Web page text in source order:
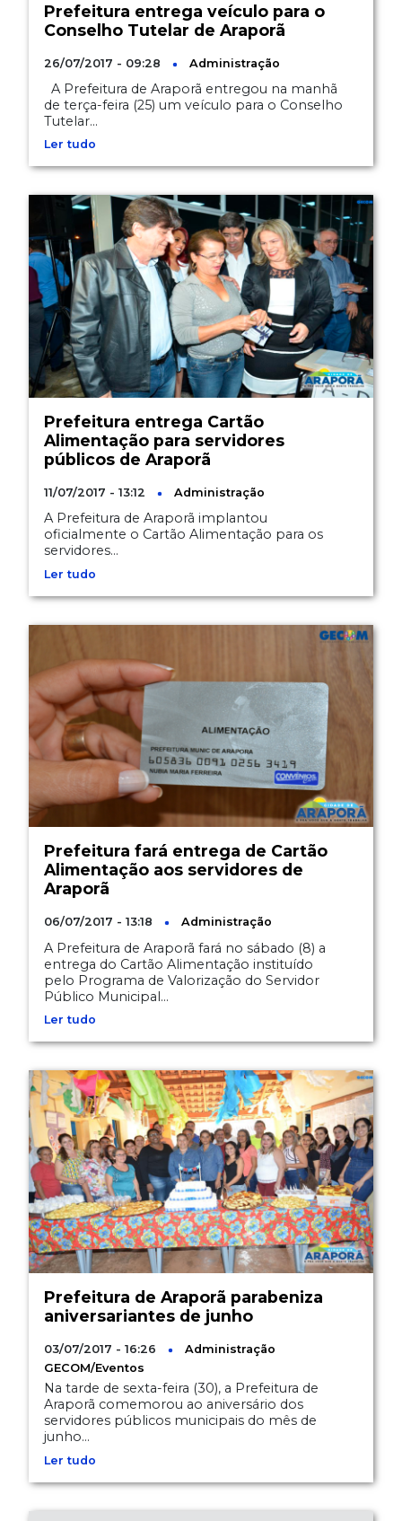
Prefeitura entrega veículo para o
Conselho Tutelar de Araporã
26/07/2017 - 09:28 Administração
A Prefeitura de Araporã entregou na manhã
de terça-feira (25) um veículo para o Conselho
Tutelar...
Ler tudo
Prefeitura entrega Cartão
Alimentação para servidores
públicos de Araporã
11/07/2017 - 13:12 Administração
A Prefeitura de Araporã implantou
oficialmente o Cartão Alimentação para os
servidores...
Ler tudo
Prefeitura fará entrega de Cartão
Alimentação aos servidores de
Araporã
06/07/2017 - 13:18 Administração
A Prefeitura de Araporã fará no sábado (8) a
entrega do Cartão Alimentação instituído
pelo Programa de Valorização do Servidor
Público Municipal...
Ler tudo
Prefeitura de Araporã parabeniza
aniversariantes de junho
03/07/2017 - 16:26
Administração
GECOM/Eventos
Na tarde de sexta-feira (30), a Prefeitura de
Araporã comemorou ao aniversário dos
servidores públicos municipais do mês de
junho...
Ler tudo